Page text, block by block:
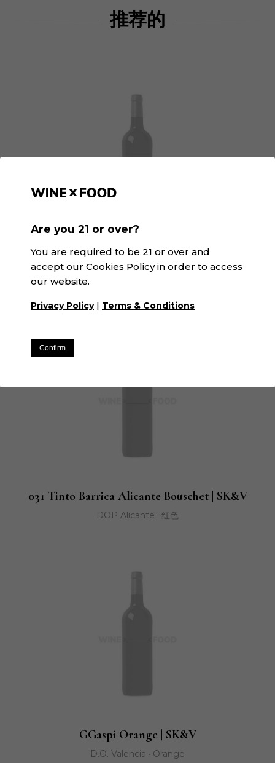
推荐的
Mairu Crianza | Winexfood
031 Tinto Barrica Alicante Bouschet | SK&V
DOP Alicante · 红色
GGaspi Orange | SK&V
D.O. Valencia · Orange
Are you 21 or over?
You are required to be 21 or over and
accept our Cookies Policy in order to access
our website.
Privacy Policy| Terms & Conditions
Confirm